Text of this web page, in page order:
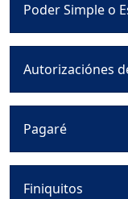
Poder Simple o
Autorizaciónes
Pagaré
Finiquitos